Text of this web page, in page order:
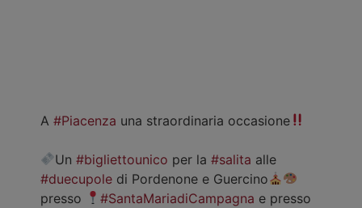
A #Piacenza una straordinaria occasione
Un#bigliettounico per la#salita alle
#duecupole di Pordenone e Guercino
presso
#SantaMariadiCampagna e presso